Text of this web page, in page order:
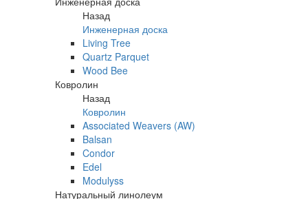
Назад
Инженерная доска
Living Tree
Quartz Parquet
Wood Bee
Ковролин
Назад
Ковролин
Associated Weavers (AW)
Balsan
Condor
Edel
Modulyss
Натуральный линолеум